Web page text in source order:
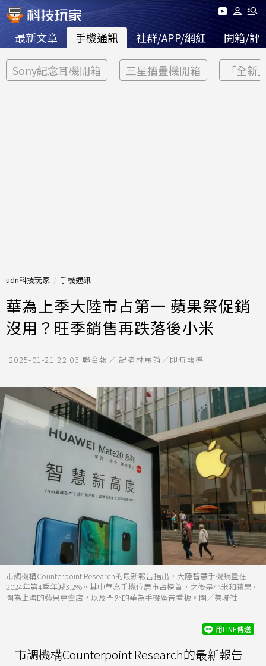
最新文章 手機通訊 社群/APP/網紅 開箱/評
Sony紀念耳機開箱 三星摺疊機開箱 「全新
udn科技玩家 手機通訊
華為上季大陸市占第一 蘋果祭促銷
沒用？旺季銷售再跌落後小米
2025-01-21 22:03 聯合報／ 記者林宸誼／即時報導
市調機構Counterpoint Research的最新報告指出，大陸智慧手機銷量在
2024年第4季年減3.2%。其中華為手機位居市占榜首，之後是小米和蘋果。
圖為上海的蘋果專賣店，以及門外的華為手機廣告看板。圖／美聯社
用LINE傳送
市調機構Counterpoint Research的最新報告